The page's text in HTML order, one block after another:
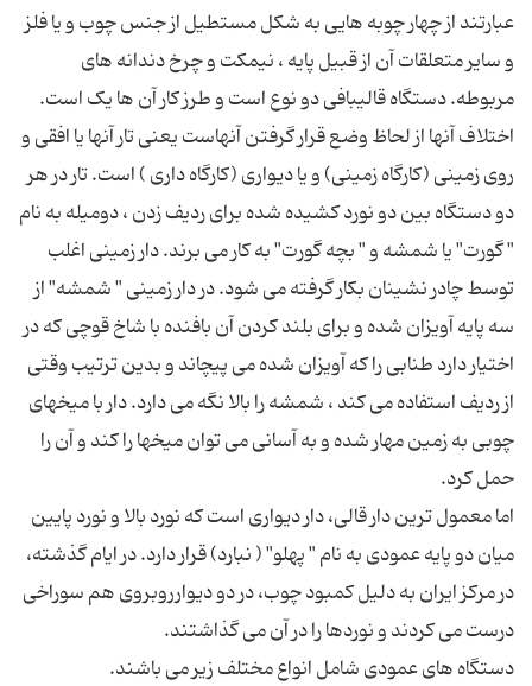
عبارتند از چهار چوبه هایی به شكل مستطیل از جنس چوب و یا فلز
و سایر متعلقات آن از قبیل پایه ، نیمكت و چرخ دندانه های
مربوطه. دستگاه قالیبافی دو نوع است و طرز کار آن ها یک است.
اختلاف آنها از لحاظ وضع قرار گرفتن آنهاست یعنی تار آنها یا افقی و
روی زمینی (کارگاه زمینی) و یا دیواری (کارگاه داری ) است. تار در هر
دو دستگاه بین دو نورد کشیده شده برای ردیف زدن ، دومیله به نام
" گورت" یا شمشه و " بچه گورت" به کار می برند. دار زمینی اغلب
توسط چادر نشینان بکار گرفته می شود. در دار زمینی " شمشه" از
سه پایه آویزان شده و برای بلند کردن آن بافنده با شاخ قوچی که در
اختیار دارد طنابی را که آویزان شده می پیچاند و بدین ترتیب وقتی
از ردیف استفاده می کند ، شمشه را بالا نگه می دارد. دار با میخهای
چوبی به زمین مهار شده و به آسانی می توان میخها را کند و آن را
اما معمول ترین دار قالی، دار دیواری است که نورد بالا و نورد پایین
میان دو پایه عمودی به نام " پهلو" ( نبارد) قرار دارد. در ایام گذشته،
در مرکز ایران به دلیل کمبود چوب، در دو دیوارروبروی هم سوراخی